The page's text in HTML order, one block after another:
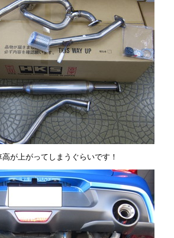
が上がってしまうぐらいです！